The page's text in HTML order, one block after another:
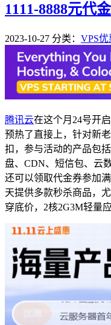
1111-8888元代
2023-10-27 分类： VPS
腾讯云在这个月24号开
预热了直接上，针对新
扣，参与活动的产品包括
盘、CDN、短信包、云
还可以领取代金券参加
天提供多款秒杀商品，
穿底价，2核2G3M轻量